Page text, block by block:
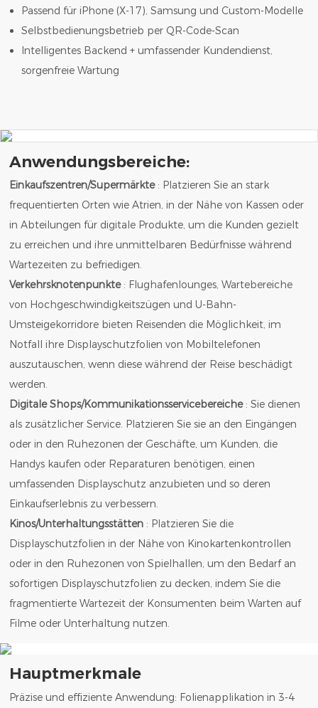
Passend für iPhone (X-17), Samsung und Custom-Modelle
Selbstbedienungsbetrieb per QR-Code-Scan
Intelligentes Backend + umfassender Kundendienst,
sorgenfreie Wartung
Anwendungsbereiche:
Einkaufszentren/Supermärkte: Platzieren Sie an stark
frequentierten Orten wie Atrien, in der Nähe von Kassen oder
in Abteilungen für digitale Produkte, um die Kunden gezielt
zu erreichen und ihre unmittelbaren Bedürfnisse während
Wartezeiten zu befriedigen.
Verkehrsknotenpunkte: Flughafenlounges, Wartebereiche
von Hochgeschwindigkeitszügen und U-Bahn-
Umsteigekorridore bieten Reisenden die Möglichkeit, im
Notfall ihre Displayschutzfolien von Mobiltelefonen
auszutauschen, wenn diese während der Reise beschädigt
werden.
Digitale Shops/Kommunikationsservicebereiche: Sie dienen
als zusätzlicher Service. Platzieren Sie sie an den Eingängen
oder in den Ruhezonen der Geschäfte, um Kunden, die
Handys kaufen oder Reparaturen benötigen, einen
umfassenden Displayschutz anzubieten und so deren
Einkaufserlebnis zu verbessern.
Kinos/Unterhaltungsstätten : Platzieren Sie die
Displayschutzfolien in der Nähe von Kinokartenkontrollen
oder in den Ruhezonen von Spielhallen, um den Bedarf an
sofortigen Displayschutzfolien zu decken, indem Sie die
fragmentierte Wartezeit der Konsumenten beim Warten auf
Filme oder Unterhaltung nutzen.
Hauptmerkmale
Präzise und effiziente Anwendung: Folienapplikation in 3-4